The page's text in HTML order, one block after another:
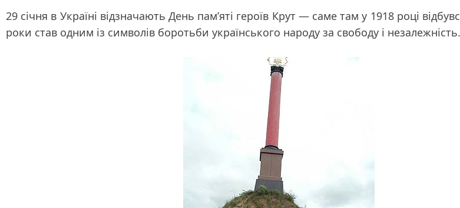
29 січня в Україні відзначають День пам’яті героїв Крут — саме там у 1918 році
роки став одним із символів боротьби українського народу за свободу і незалежність.